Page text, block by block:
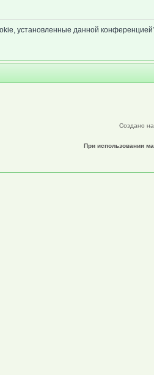
установленные данной
Создано
При использовании